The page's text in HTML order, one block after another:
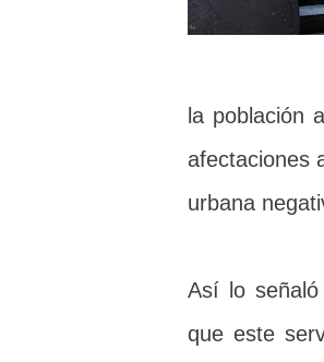
la población
afectaciones
urbana
Así lo
que este